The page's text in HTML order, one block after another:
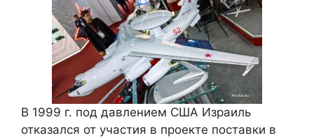
В 1999 г. под давлением США Израиль
отказался от участия в проекте поставки в